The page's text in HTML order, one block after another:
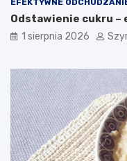
EFEKTYWNE
Odstawienie cukru
1 sierpnia 2026